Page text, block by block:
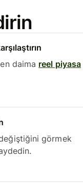
daima reel piyasa
görmek